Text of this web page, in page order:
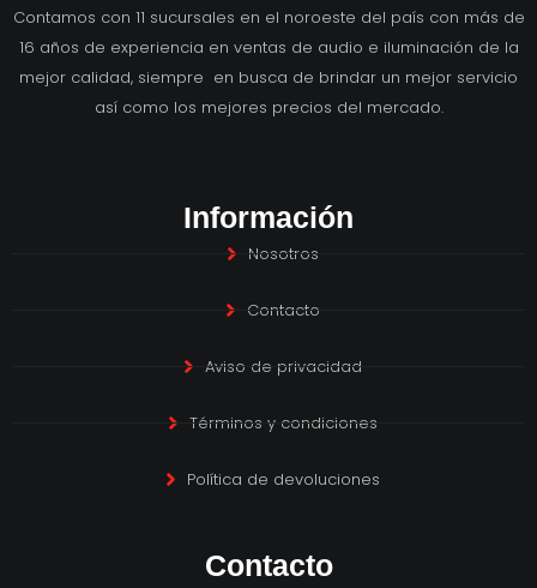
Contamos con 11 sucursales en el noroeste del país con más de
16 años de experiencia en ventas de audio e iluminación de la
mejor calidad, siempre en busca de brindar un mejor servicio
así como los mejores precios del mercado.
Información
Nosotros
Contacto
Aviso de privacidad
Términos y condiciones
Política de devoluciones
Contacto